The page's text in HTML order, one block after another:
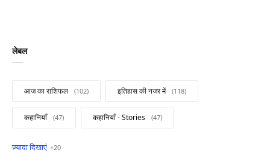
लेबल
आज का राशिफल इतिहास की नजर में
कहानियाँ कहानियाँ - Stories
खबरें फटाफट